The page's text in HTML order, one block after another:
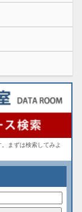
まずは検索してみよ